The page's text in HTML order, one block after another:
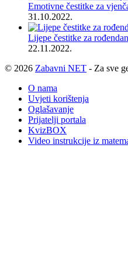
Emotivne čestitke za
31.10.2022.
Lijepe čestitke za
22.11.2022.
© 2026 Zabavni NET - Za sve
O nama
Uvjeti korištenja
Oglašavanje
Prijatelji portala
KvizBOX
Video instrukcije iz